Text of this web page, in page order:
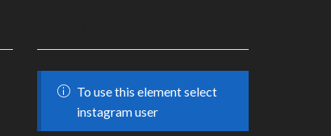
To use this element select
instagram user